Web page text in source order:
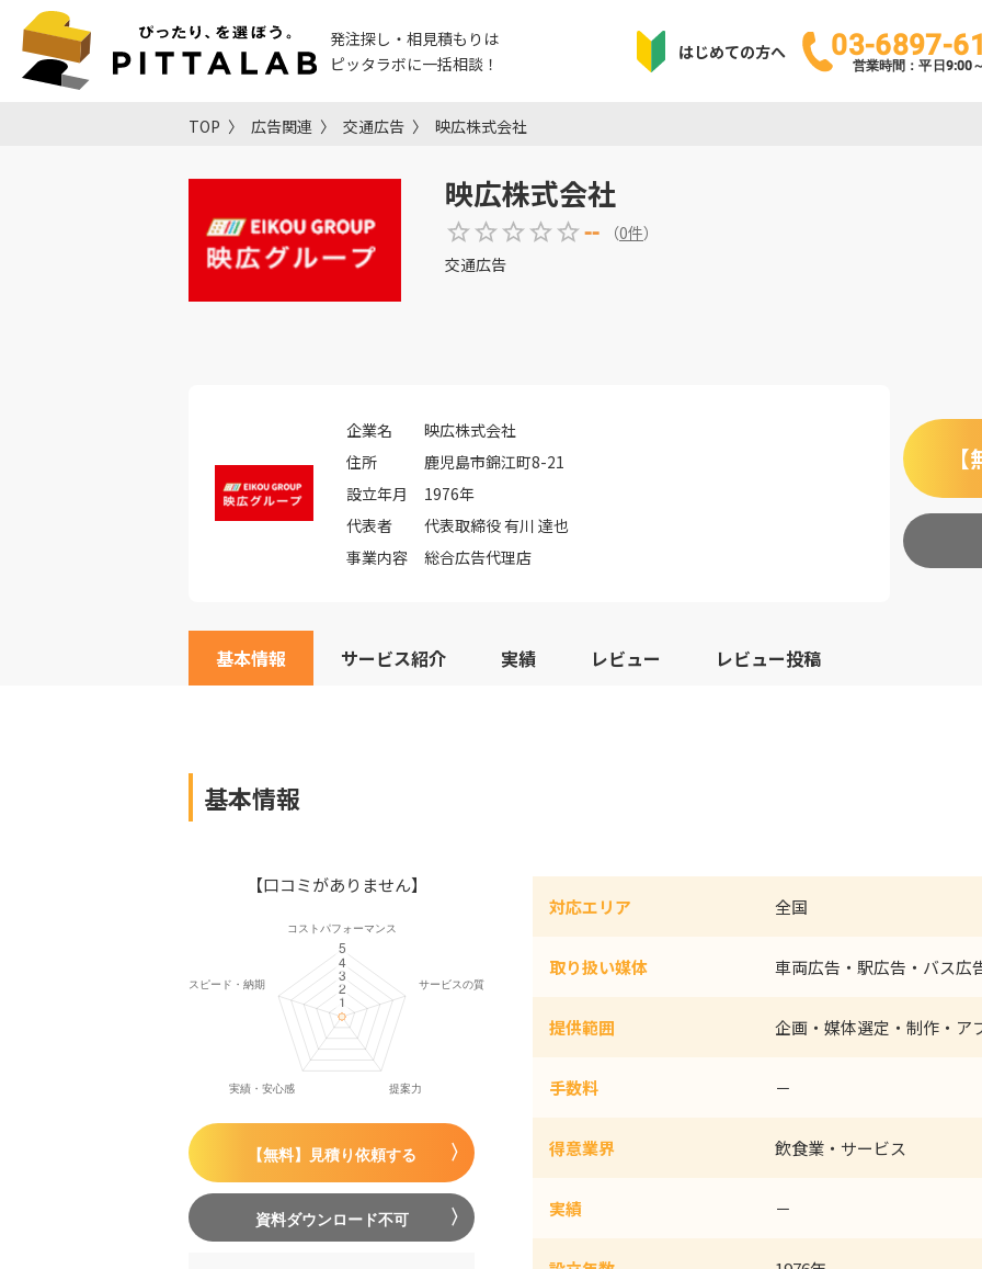
発注探し・相見積もりは
ピッタラボに一括相談！
はじめての方へ 03-6897-
営業時間：平日9:00
TOP 広告関連 交通広告 映広株式会社
映広株式会社
-- （0件）
交通広告
企業名
映広株式会社
住所
鹿児島市錦江町8-21
設立年月
1976年
代表者
代表取締役 有川 達也
事業内容
総合広告代理店
基本情報 サービス紹介 実績 レビュー レビュー投稿
基本情報
【口コミがありません】
【無料】見積り依頼する
資料ダウンロード不可
対応エリア 全国
取り扱い媒体 車両広告・駅広告・バス広
提供範囲 企画・媒体選定・制作・ア
手数料 －
得意業界 飲食業・サービス
実績 －